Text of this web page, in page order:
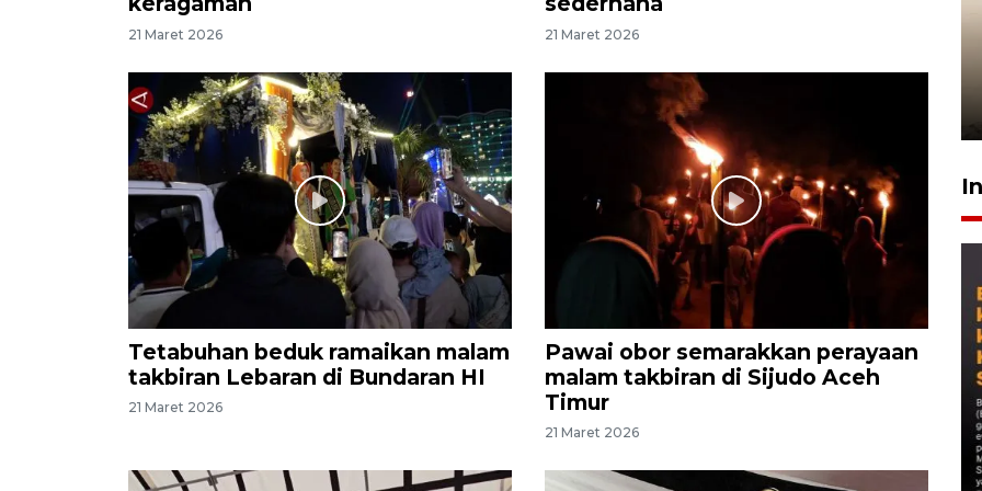
21 Maret 2026 21 Maret 2026
Tetabuhan beduk ramaikan malam
takbiran Lebaran di Bundaran HI
21 Maret 2026
Pawai obor semarakkan perayaan
malam takbiran di Sijudo Aceh
Timur
21 Maret 2026
Gabung Persebaya, striker
kembali asah naluri
9 Juli 2026